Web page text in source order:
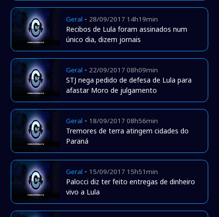
Geral - 28/09/2017 14h19min
Recibos de Lula foram assinados num
único dia, dizem jornais
Geral - 22/09/2017 08h09min
STJ nega pedido de defesa de Lula para
afastar Moro de julgamento
Geral - 18/09/2017 08h56min
Tremores de terra atingem cidades do
Paraná
Geral - 15/09/2017 15h51min
Palocci diz ter feito entregas de dinheiro
vivo a Lula